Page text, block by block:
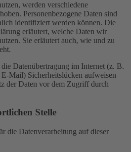
werden verschiedene
Personenbezogene Daten sind
identifiziert werden können. Die
erläutert, welche Daten wir
Sie erläutert auch, wie und zu
Datenübertragung im Internet (z. B.
Mail) Sicherheitslücken aufweisen
der Daten vor dem Zugriff durch
Stelle
die Datenverarbeitung auf dieser